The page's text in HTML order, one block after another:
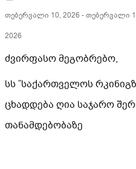
თებერვალი 10, 2026 -თებერვალი
2026
ძვირფასო მეგობრებო,
სს ”საქართველოს
ცხადდება ღია საჯარო
თანამდებობაზე